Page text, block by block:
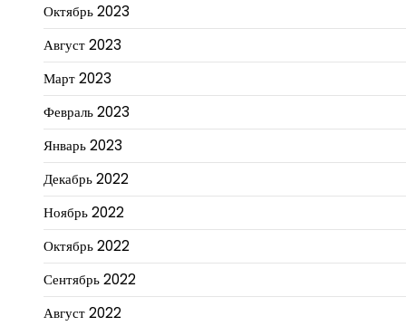
Октябрь 2023
Август 2023
Март 2023
Февраль 2023
Январь 2023
Декабрь 2022
Ноябрь 2022
Октябрь 2022
Сентябрь 2022
Август 2022